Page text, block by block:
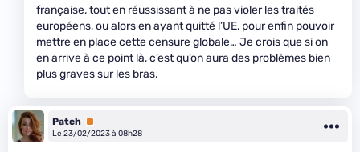
française, tout en réussissant à ne pas violer les traités
européens, ou alors en ayant quitté l’UE, pour enfin pouvoir
mettre en place cette censure globale… Je crois que si on
en arrive à ce point là, c’est qu’on aura des problèmes bien
plus graves sur les bras.
Patch Premium
Le 23/02/2023 à 08h28